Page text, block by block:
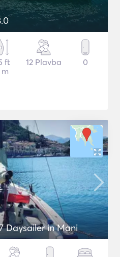
ft
m
12 Plavba 0
Daysailer in Mani